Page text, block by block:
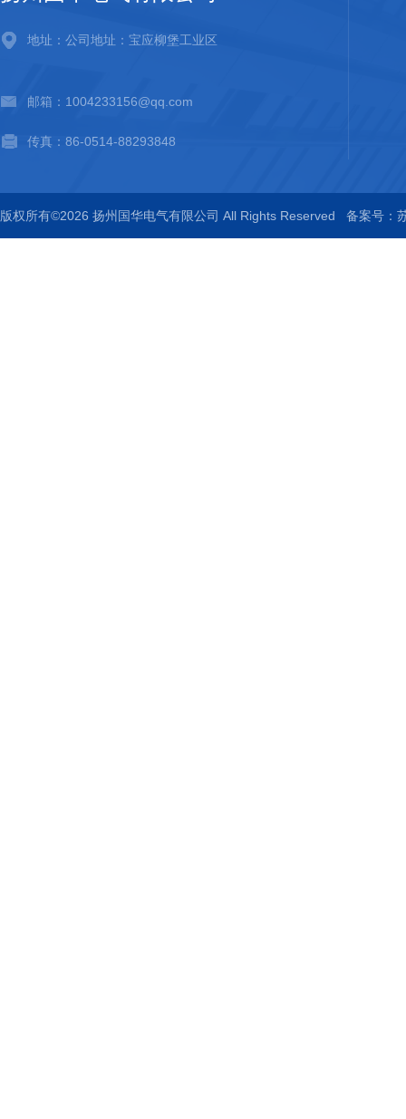
地址：公司地址：宝应柳堡工业区
邮箱：1004233156@qq.com
传真：86-0514-88293848
版权所有©2026 扬州国华电气有限公司 All Rights Reserved 备案号：